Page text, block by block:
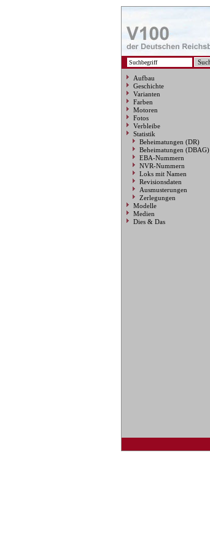
Aufbau
Geschichte
Varianten
Farben
Motoren
Fotos
Verbleibe
Statistik
Beheimatungen (DR)
Beheimatungen (DBAG)
EBA-Nummern
NVR-Nummern
Loks mit Namen
Revisionsdaten
Ausmusterungen
Zerlegungen
Modelle
Medien
Dies & Das